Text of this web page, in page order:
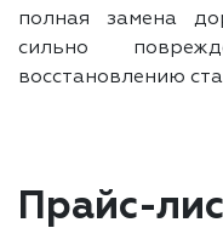
полная замена
сильно
восстановлению
Прайс-